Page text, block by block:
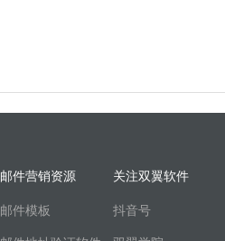
邮件营销资源
邮件模板
关注双翼软件
抖音号